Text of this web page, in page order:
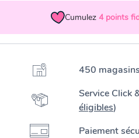
Cumulez 4 points
450
Service Click
éligibles)
Paiement